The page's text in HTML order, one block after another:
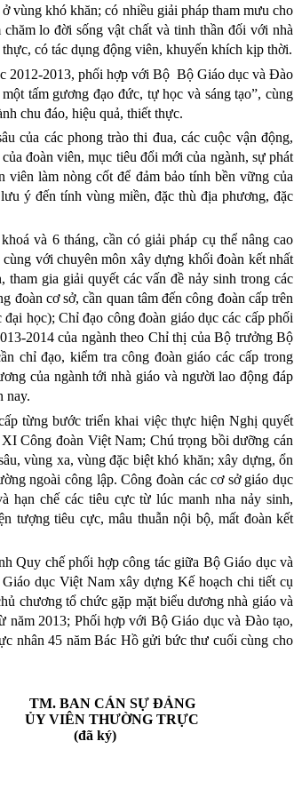
vùng khó khăn; có nhiều giải pháp tham mưu cho
lo đời sống vật chất và tinh thần đối với nhà
có tác dụng động viên, khuyến khích kịp thời.
2012-2013, phối hợp với Bộ Bộ Giáo dục và Đào
tấm gương đạo đức, tự học và sáng tạo”, cùng
chu đáo, hiệu quả, thiết thực.
của các phong trào thi đua, các cuộc vận động,
đoàn viên, mục tiêu đổi mới của ngành, sự phát
làm nòng cốt để đảm bảo tính bền vững của
ý đến tính vùng miền, đặc thù địa phương, đặc
và 6 tháng, cần có giải pháp cụ thể nâng cao
với chuyên môn xây dựng khối đoàn kết nhất
gia giải quyết các vấn đề nảy sinh trong các
đoàn cơ sở, cần quan tâm đến công đoàn cấp trên
học); Chỉ đạo công đoàn giáo dục các cấp phối
2014 của ngành theo Chỉ thị của Bộ trưởng Bộ
chỉ đạo, kiểm tra công đoàn giáo các cấp trong
của ngành tới nhà giáo và người lao động đáp
nay.
từng bước triển khai việc thực hiện Nghị quyết
Công đoàn Việt Nam; Chú trọng bồi dưỡng cán
vùng xa, vùng đặc biệt khó khăn; xây dựng, ổn
ngoài công lập. Công đoàn các cơ sở giáo dục
hạn chế các tiêu cực từ lúc manh nha nảy sinh,
tượng tiêu cực, mâu thuẫn nội bộ, mất đoàn kết
Quy chế phối hợp công tác giữa Bộ Giáo dục và
dục Việt Nam xây dựng Kế hoạch chi tiết cụ
chương tổ chức gặp mặt biểu dương nhà giáo và
năm 2013; Phối hợp với Bộ Giáo dục và Đào tạo,
nhân 45 năm Bác Hồ gửi bức thư cuối cùng cho
TM. BAN CÁN SỰ ĐẢNG
ỦY VIÊN THƯỜNG TRỰC
(đã ký)